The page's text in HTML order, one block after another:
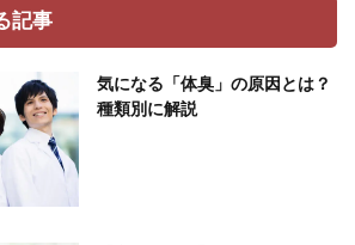
記事
気になる「体臭」の原因とは？
種類別に解説